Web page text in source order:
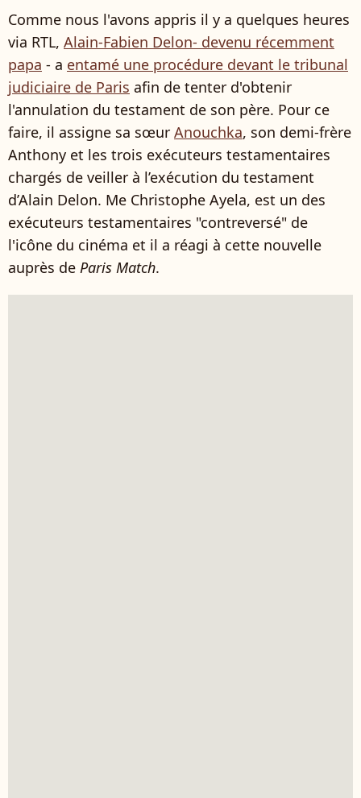
Comme nous l'avons appris il y a quelques heures
via RTL, Alain-Fabien Delon- devenu récemment
papa - a entamé une procédure devant le tribunal
judiciaire de Paris afin de tenter d'obtenir
l'annulation du testament de son père. Pour ce
faire, il assigne sa sœur Anouchka, son demi-frère
Anthony et les trois exécuteurs testamentaires
chargés de veiller à l’exécution du testament
d’Alain Delon. Me Christophe Ayela, est un des
exécuteurs testamentaires "contreversé" de
l'icône du cinéma et il a réagi à cette nouvelle
auprès de Paris Match.